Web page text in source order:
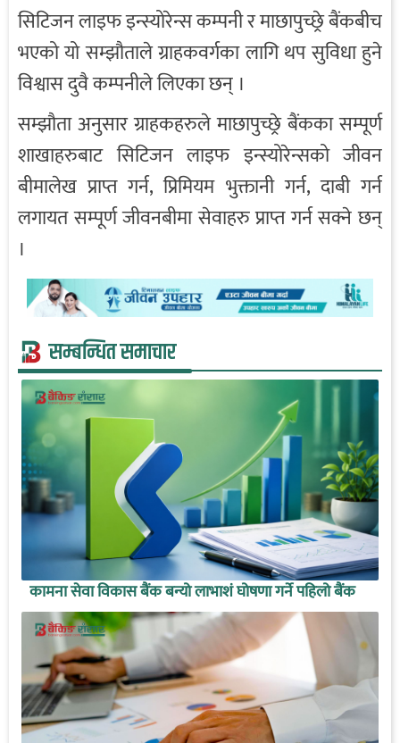
सिटिजन लाइफ इन्स्योरेन्स कम्पनी र माछापुच्छ्रे बैंकबीच
भएको यो सम्झौताले ग्राहकवर्गका लागि थप सुविधा हुने
विश्वास दुवै कम्पनीले लिएका छन् ।
सम्झौता अनुसार ग्राहकहरुले माछापुच्छ्रे बैंकका सम्पूर्ण
शाखाहरुबाट सिटिजन लाइफ इन्स्योरेन्सको जीवन
बीमालेख प्राप्त गर्न, प्रिमियम भुक्तानी गर्न, दाबी गर्न
लगायत सम्पूर्ण जीवनबीमा सेवाहरु प्राप्त गर्न सक्ने छन्
।
सम्बन्धित समाचार
कामना सेवा विकास बैंक बन्यो लाभाशं घोषणा गर्ने पहिलो बैंक